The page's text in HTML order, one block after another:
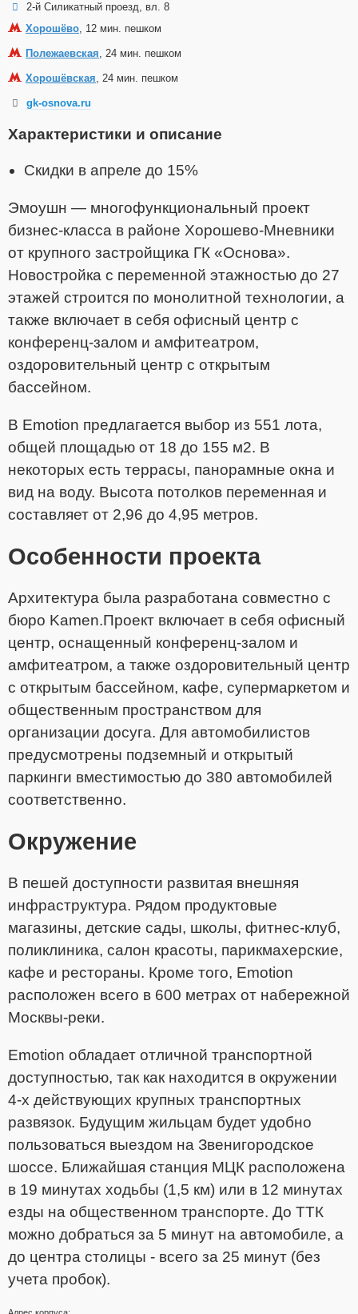
2-й Силикатный проезд, вл. 8
Хорошёво, 12 мин. пешком
Полежаевская, 24 мин. пешком
Хорошёвская, 24 мин. пешком
gk-osnova.ru
Характеристики и описание
Скидки в апреле до 15%
Эмоушн — многофункциональный проект
бизнес-класса в районе Хорошево-Мневники
от крупного застройщика ГК «Основа».
Новостройка с переменной этажностью до 27
этажей строится по монолитной технологии, а
также включает в себя офисный центр с
конференц-залом и амфитеатром,
оздоровительный центр с открытым
бассейном.
В Emotion предлагается выбор из 551 лота,
общей площадью от 18 до 155 м2. В
некоторых есть террасы, панорамные окна и
вид на воду. Высота потолков переменная и
составляет от 2,96 до 4,95 метров.
Особенности проекта
Архитектура была разработана совместно с
бюро Kamen.Проект включает в себя офисный
центр, оснащенный конференц-залом и
амфитеатром, а также оздоровительный центр
с открытым бассейном, кафе, супермаркетом и
общественным пространством для
организации досуга. Для автомобилистов
предусмотрены подземный и открытый
паркинги вместимостью до 380 автомобилей
соответственно.
Окружение
В пешей доступности развитая внешняя
инфраструктура. Рядом продуктовые
магазины, детские сады, школы, фитнес-клуб,
поликлиника, салон красоты, парикмахерские,
кафе и рестораны. Кроме того, Emotion
расположен всего в 600 метрах от набережной
Москвы-реки.
Emotion обладает отличной транспортной
доступностью, так как находится в окружении
4-х действующих крупных транспортных
развязок. Будущим жильцам будет удобно
пользоваться выездом на Звенигородское
шоссе. Ближайшая станция МЦК расположена
в 19 минутах ходьбы (1,5 км) или в 12 минутах
езды на общественном транспорте. До ТТК
можно добраться за 5 минут на автомобиле, а
до центра столицы - всего за 25 минут (без
учета пробок).